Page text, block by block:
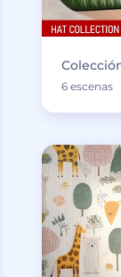
6 escenas